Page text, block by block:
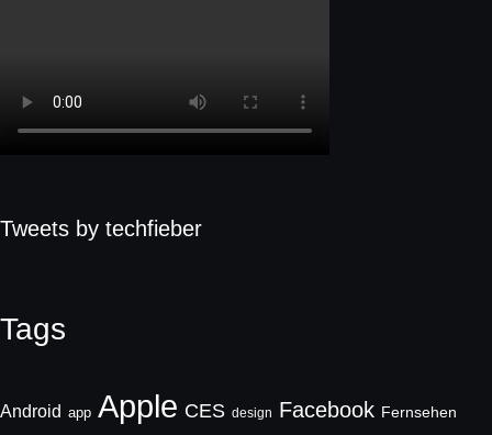
Tweets by techfieber
Tags
Android app Apple CES design Facebook Fernsehen